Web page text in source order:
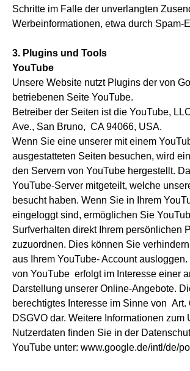
Schritte im Falle der unverlangten
Werbeinformationen, etwa durch Spam-
3. Plugins und Tools
YouTube
Unsere Website nutzt Plugins der von
betriebenen Seite YouTube.
Betreiber der Seiten ist die YouTube,
Ave., San Bruno, CA 94066, USA.
Wenn Sie eine unserer mit einem
ausgestatteten Seiten besuchen, wird
den Servern von YouTube hergestellt.
YouTube-Server mitgeteilt, welche
besucht haben. Wenn Sie in Ihrem
eingeloggt sind, ermöglichen Sie
Surfverhalten direkt Ihrem persönlichen
zuzuordnen. Dies können Sie
aus Ihrem YouTube- Account
von YouTube erfolgt im Interesse einer
Darstellung unserer Online-Angebote.
berechtigtes Interesse im Sinne von Art.
DSGVO dar. Weitere Informationen zum
Nutzerdaten finden Sie in der
YouTube unter: www.google.de/intl/de/